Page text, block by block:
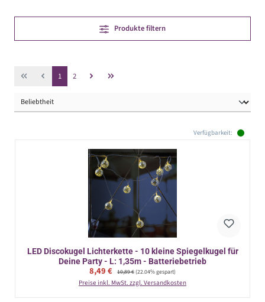
Produkte filtern
Seite
1 Seite
2
Verfügbarkeit:
LED Discokugel Lichterkette - 10 kleine Spiegelkugel für
Deine Party - L: 1,35m - Batteriebetrieb
Verkaufspreis:
8,49 € Regulärer Preis:
10,89 €(22.04% gespart)
Preise inkl. MwSt. zzgl. Versandkosten